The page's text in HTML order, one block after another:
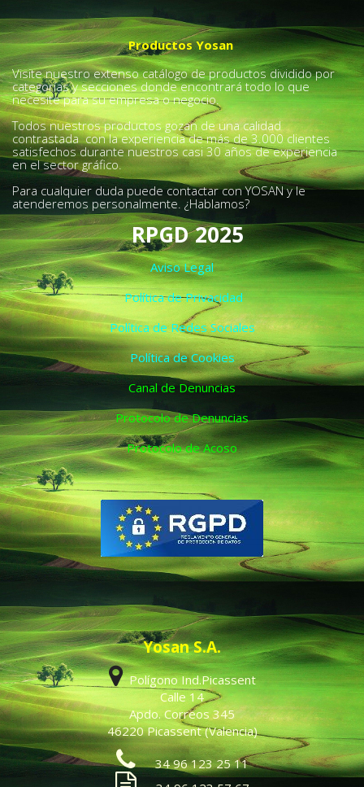
Productos Yosan
Visite nuestro extenso catálogo de productos dividido por
categorías y secciones donde encontrará todo lo que
necesite para su empresa o negocio.
Todos nuestros productos gozan de una calidad
contrastada con la experiencia de más de 3.000 clientes
satisfechos durante nuestros casi 30 años de experiencia
en el sector gráfico.
Para cualquier duda puede contactar con YOSAN y le
atenderemos personalmente. ¿Hablamos?
RPGD 2025
Aviso Legal
Política de Privacidad
Política de Redes Sociales
Política de Cookies
Canal de Denuncias
Protocolo de Denuncias
Protocolo de Acoso
Yosan S.A.
Polígono Ind.Picassent
Calle 14
Apdo. Correos 345
46220 Picassent (Valencia)
34 96 123 25 11